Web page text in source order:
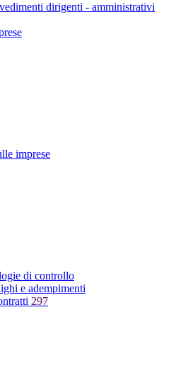
dirigenti - amministrativi
imprese
di controllo
e adempimenti
297